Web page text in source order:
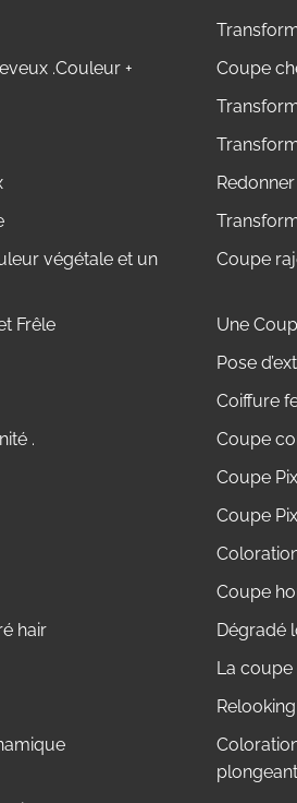
.Couleur +
Coupe
végétale et un
Coupe
Frêle
Une
Pose
Coiffure
.
Coupe
Coupe
Coupe
Coupe
hair
Dégradé
La coupe
plongeant